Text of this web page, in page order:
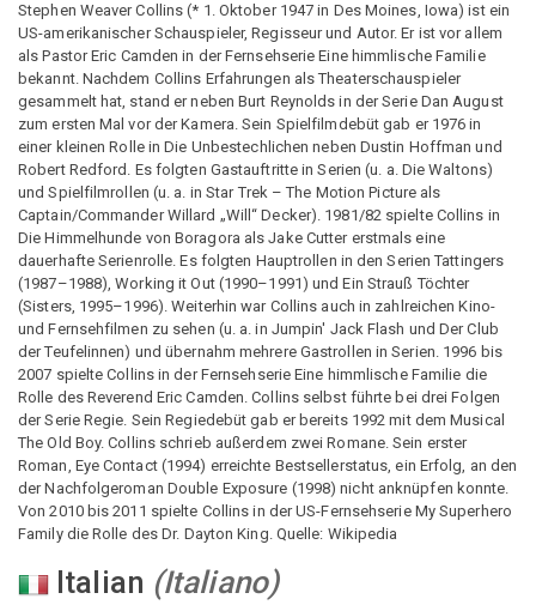
Stephen Weaver Collins (* 1. Oktober 1947 in Des Moines, Iowa) ist ein
US-amerikanischer Schauspieler, Regisseur und Autor. Er ist vor allem
als Pastor Eric Camden in der Fernsehserie Eine himmlische Familie
bekannt. Nachdem Collins Erfahrungen als Theaterschauspieler
gesammelt hat, stand er neben Burt Reynolds in der Serie Dan August
zum ersten Mal vor der Kamera. Sein Spielfilmdebüt gab er 1976 in
einer kleinen Rolle in Die Unbestechlichen neben Dustin Hoffman und
Robert Redford. Es folgten Gastauftritte in Serien (u. a. Die Waltons)
und Spielfilmrollen (u. a. in Star Trek – The Motion Picture als
Captain/Commander Willard „Will“ Decker). 1981/82 spielte Collins in
Die Himmelhunde von Boragora als Jake Cutter erstmals eine
dauerhafte Serienrolle. Es folgten Hauptrollen in den Serien Tattingers
(1987–1988), Working it Out (1990–1991) und Ein Strauß Töchter
(Sisters, 1995–1996). Weiterhin war Collins auch in zahlreichen Kino-
und Fernsehfilmen zu sehen (u. a. in Jumpin' Jack Flash und Der Club
der Teufelinnen) und übernahm mehrere Gastrollen in Serien. 1996 bis
2007 spielte Collins in der Fernsehserie Eine himmlische Familie die
Rolle des Reverend Eric Camden. Collins selbst führte bei drei Folgen
der Serie Regie. Sein Regiedebüt gab er bereits 1992 mit dem Musical
The Old Boy. Collins schrieb außerdem zwei Romane. Sein erster
Roman, Eye Contact (1994) erreichte Bestsellerstatus, ein Erfolg, an den
der Nachfolgeroman Double Exposure (1998) nicht anknüpfen konnte.
Von 2010 bis 2011 spielte Collins in der US-Fernsehserie My Superhero
Family die Rolle des Dr. Dayton King. Quelle: Wikipedia
Italian (Italiano)